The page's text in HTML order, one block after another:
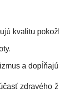
kvalitu
a
zdravého